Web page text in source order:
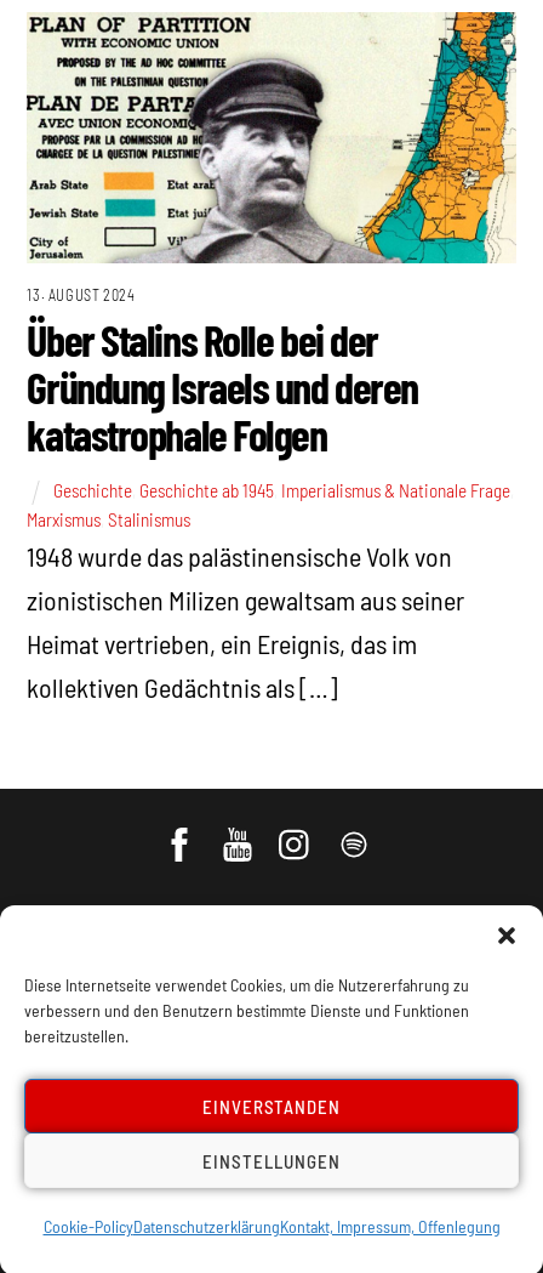
Diese Internetseite verwendet Cookies, um die Nutzererfahrung zu
verbessern und den Benutzern bestimmte Dienste und Funktionen
bereitzustellen.
EINVERSTANDEN
EINSTELLUNGEN
Cookie-PolicyDatenschutzerklärungKontakt, Impressum, Offenlegung
13. AUGUST 2024
Über Stalins Rolle bei der
Gründung Israels und deren
katastrophale Folgen
Geschichte Geschichte ab 1945 Imperialismus & Nationale Frage
Marxismus ,Stalinismus
1948 wurde das palästinensische Volk von
zionistischen Milizen gewaltsam aus seiner
Heimat vertrieben, ein Ereignis, das im
kollektiven Gedächtnis als […]
Impressum, Offenlegung Cookie Policy
Datenschutz Kontakt